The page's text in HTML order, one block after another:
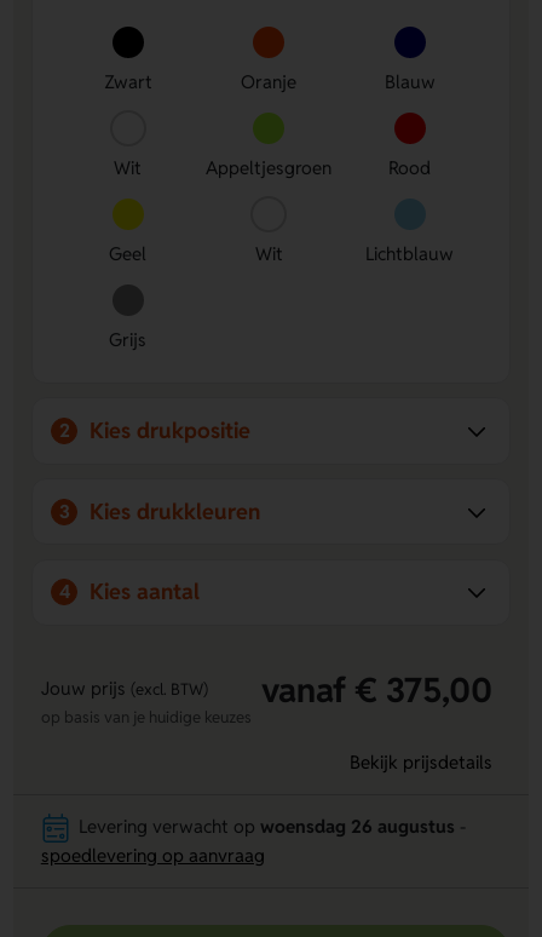
Groot bedrukbaar oppervlak:
Dankzij het XL-formaat is
jouw logo groter en duidelijker zichtbaar, wat zorgt
Duurzaam en langdurig gebruik:
De aansteker gaat tot
3000 keer mee, waardoor jouw boodschap langdurig
Breed kleurenaanbod:
Verkrijgbaar in diverse kleuren,
waardoor je een aansteker kunt kiezen die perfect bij
jouw merk past.
Zwart Oranje Blauw
Wit Appeltjesgroen Rood
Geel Wit Lichtblauw
Grijs
2 Kies drukpositie
3 Kies drukkleuren
4 Kies aantal
Jouw prijs (excl. BTW) vanaf € 375,00
op basis van je huidige keuzes
Bekijk prijsdetails
Levering verwacht op woensdag 26 augustus
spoedlevering op aanvraag